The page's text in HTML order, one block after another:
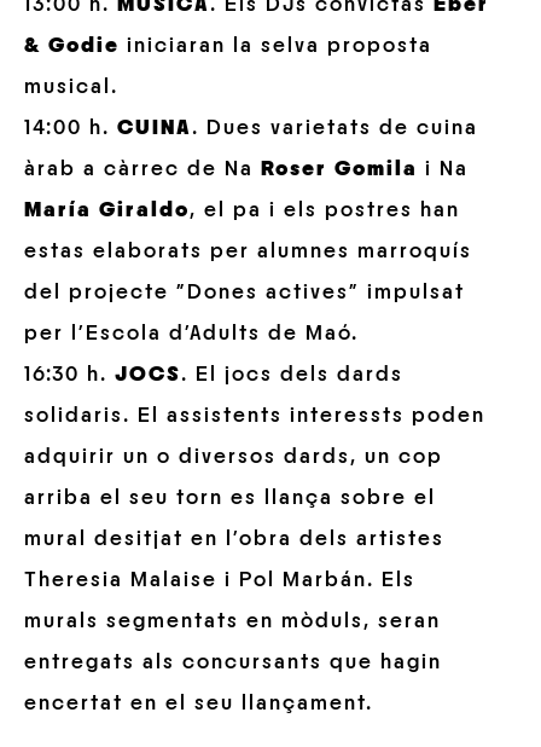
13:00 h. MÚSICA. Els DJs convictas
Eber
& Godie iniciaran la selva proposta
musical.
14:00 h. CUINA. Dues varietats de cuina
àrab a càrrec de Na
Roser Gomila i Na
María Giraldo, el pa i els postres han
estas elaborats per alumnes marroquís
del projecte ”Dones actives” impulsat
per l’Escola d’Adults de Maó.
16:30 h. JOCS. El jocs dels dards
solidaris. El assistents interessts poden
adquirir un o diversos dards, un cop
arriba el seu torn es llança sobre el
mural desitjat en l’obra dels artistes
Theresia Malaise i Pol Marbán. Els
murals segmentats en mòduls, seran
entregats als concursants que hagin
encertat en el seu llançament.